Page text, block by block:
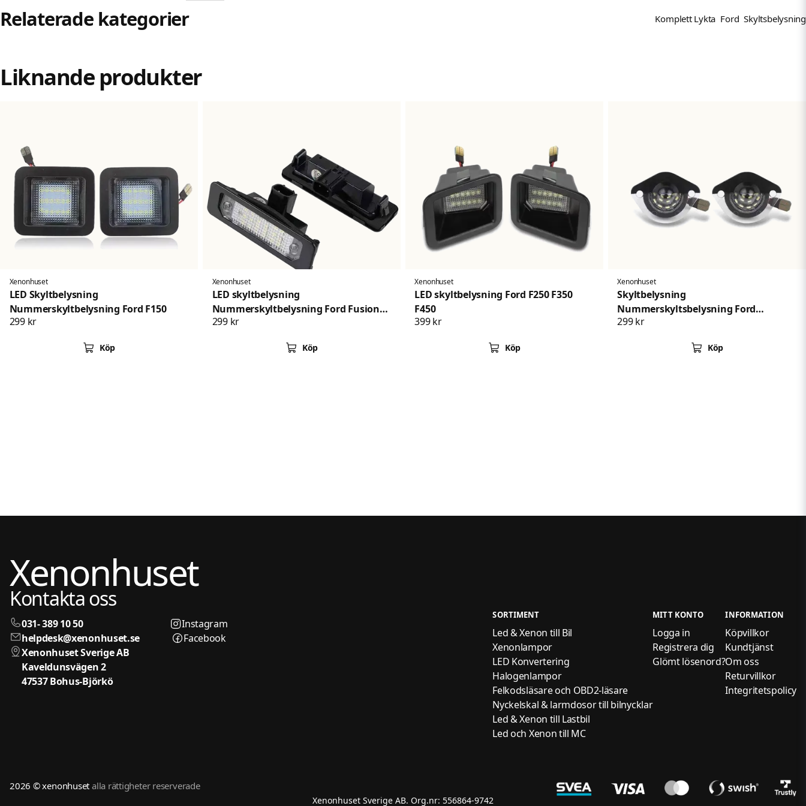
Relaterade kategorier Komplett Lykta Ford Skyltsbelysning
Liknande produkter
Xenonhuset
LED Skyltbelysning
Nummerskyltbelysning Ford F150
299 kr
Köp
Xenonhuset
LED skyltbelysning
Nummerskyltbelysning Ford Fusion
Focus
299 kr
Köp
Xenonhuset
LED skyltbelysning Ford F250 F350
F450
399 kr
Köp
Xenonhuset
Skyltbelysning
Nummerskyltsbelysning Ford
Mustang 1994-2004
299 kr
Köp
Xenonhuset
Kontakta oss
031- 389 10 50
helpdesk@xenonhuset.se
Xenonhuset Sverige AB
Kaveldunsvägen 2
47537 Bohus-Björkö
Instagram
Facebook
SORTIMENT
Led & Xenon till Bil
Xenonlampor
LED Konvertering
Halogenlampor
Felkodsläsare och OBD2-läsare
Nyckelskal & larmdosor till bilnycklar
Led & Xenon till Lastbil
Led och Xenon till MC
MITT KONTO
Logga in
Registrera dig
Glömt lösenord?
INFORMATION
Köpvillkor
Kundtjänst
Om oss
Returvillkor
Integritetspolicy
2026 © xenonhuset alla rättigheter reserverade